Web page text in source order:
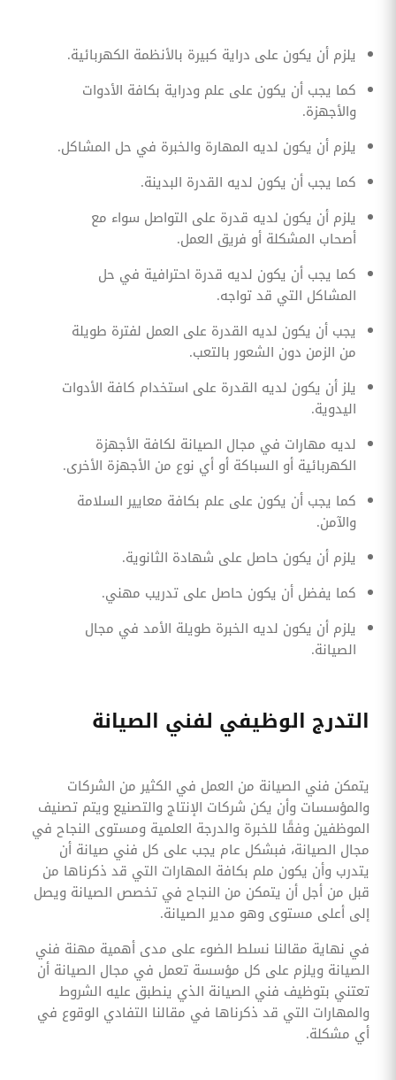
يلزم أن يكون على دراية كبيرة بالأنظمة الكهربائية.
كما يجب أن يكون على علم ودراية بكافة الأدوات
والأجهزة.
يلزم أن يكون لديه المهارة والخبرة في حل المشاكل.
كما يجب أن يكون لديه القدرة البدينة.
يلزم أن يكون لديه قدرة على التواصل سواء مع
أصحاب المشكلة أو فريق العمل.
كما يجب أن يكون لديه قدرة احترافية في حل
المشاكل التي قد تواجه.
يجب أن يكون لديه القدرة على العمل لفترة طويلة
من الزمن دون الشعور بالتعب.
يلز أن يكون لديه القدرة على استخدام كافة الأدوات
اليدوية.
لديه مهارات في مجال الصيانة لكافة الأجهزة
الكهربائية أو السباكة أو أي نوع من الأجهزة الأخرى.
كما يجب أن يكون على علم بكافة معايير السلامة
والآمن.
يلزم أن يكون حاصل على شهادة الثانوية.
كما يفضل أن يكون حاصل على تدريب مهني.
يلزم أن يكون لديه الخبرة طويلة الأمد في مجال
الصيانة.
التدرج الوظيفي لفني الصيانة
يتمكن فني الصيانة من العمل في الكثير من الشركات
والمؤسسات وأن يكن شركات الإنتاج والتصنيع ويتم تصنيف
الموظفين وفقًا للخبرة والدرجة العلمية ومستوى النجاح في
مجال الصيانة، فبشكل عام يجب على كل فني صيانة أن
يتدرب وأن يكون ملم بكافة المهارات التي قد ذكرناها من
قبل من أجل أن يتمكن من النجاح في تخصص الصيانة ويصل
إلى أعلى مستوى وهو مدير الصيانة.
في نهاية مقالنا نسلط الضوء على مدى أهمية مهنة فني
الصيانة ويلزم على كل مؤسسة تعمل في مجال الصيانة أن
تعتني بتوظيف فني الصيانة الذي ينطبق عليه الشروط
والمهارات التي قد ذكرناها في مقالنا التفادي الوقوع في
أي مشكلة.